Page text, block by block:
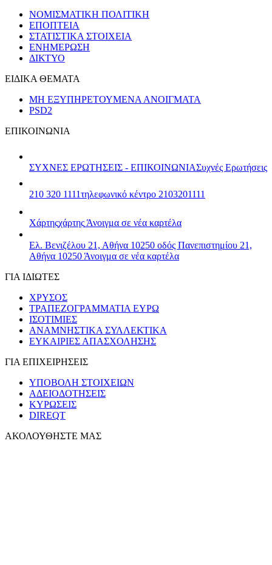
ΝΟΜΙΣΜΑΤΙΚΗ ΠΟΛΙΤΙΚΗ
ΕΠΟΠΤΕΙΑ
ΣΤΑΤΙΣΤΙΚΑ ΣΤΟΙΧΕΙΑ
ΕΝΗΜΕΡΩΣΗ
ΔΙΚΤΥΟ
ΕΙΔΙΚΑ ΘΕΜΑΤΑ
ΜΗ ΕΞΥΠΗΡΕΤΟΥΜΕΝΑ ΑΝΟΙΓΜΑΤΑ
PSD2
ΕΠΙΚΟΙΝΩΝΙΑ
ΣΥΧΝΕΣ ΕΡΩΤΗΣΕΙΣ - ΕΠΙΚΟΙΝΩΝΙΑΣυχνές Ερωτήσεις
210 320 1111τηλεφωνικό κέντρο 2103201111
ΧάρτηςχάρτηςΆνοιγμα σε νέα καρτέλα
Ελ. Βενιζέλου 21, Αθήνα 10250 οδός Πανεπιστημίου 21,
Αθήνα 10250Άνοιγμα σε νέα καρτέλα
ΓΙΑ ΙΔΙΩΤΕΣ
ΧΡΥΣΟΣ
ΤΡΑΠΕΖΟΓΡΑΜΜΑΤΙΑ ΕΥΡΩ
ΙΣΟΤΙΜΙΕΣ
ΑΝΑΜΝΗΣΤΙΚΑ ΣΥΛΛΕΚΤΙΚΑ
ΕΥΚΑΙΡΙΕΣ ΑΠΑΣΧΟΛΗΣΗΣ
ΓΙΑ ΕΠΙΧΕΙΡΗΣΕΙΣ
ΥΠΟΒΟΛΗ ΣΤΟΙΧΕΙΩΝ
ΑΔΕΙΟΔΟΤΗΣΕΙΣ
ΚΥΡΩΣΕΙΣ
DIREQT
ΑΚΟΛΟΥΘΗΣΤΕ ΜΑΣ